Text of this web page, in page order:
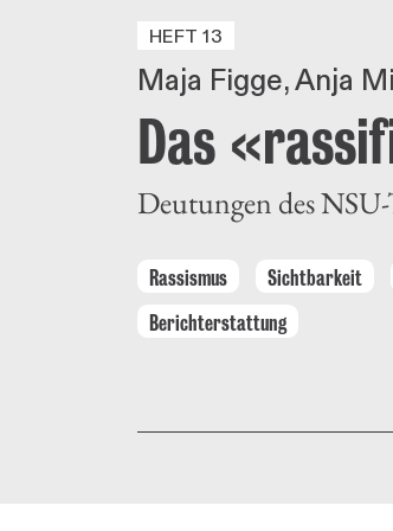
HEFT 13
Maja Figge Anja
Das
Deutungen des
Rassismus Sichtbarkeit
Berichterstattung